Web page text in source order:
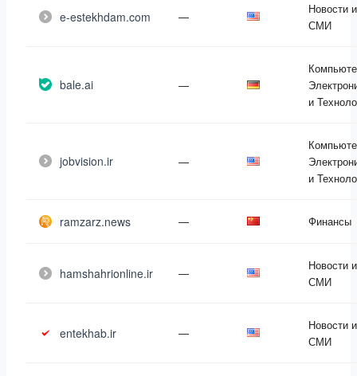
e-estekhdam.com —
Новости и
СМИ
bale.ai —
и
jobvision.ir —
и
ramzarz.news — Финансы
hamshahrionline.ir —
Новости и
СМИ
entekhab.ir —
Новости и
СМИ